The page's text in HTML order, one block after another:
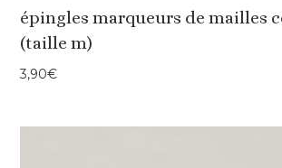
épingles marqueurs de mailles
(taille m)
3,90€